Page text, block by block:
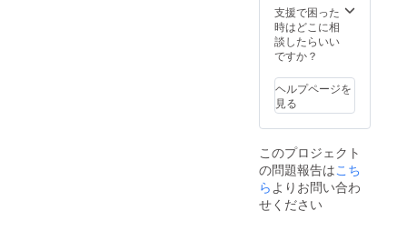
支援で困った
時はどこに相
談したらいい
ですか？
ヘルプページを
見る
このプロジェクト
の問題報告はこち
ら よりお問い合わ
せください